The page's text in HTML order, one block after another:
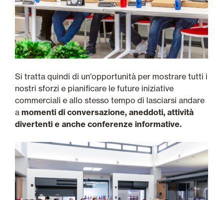
Si tratta quindi di un'opportunità per mostrare tutti i
nostri sforzi e pianificare le future iniziative
commerciali e allo stesso tempo di lasciarsi andare
a momenti di conversazione, aneddoti, attività
divertenti e anche conferenze informative.